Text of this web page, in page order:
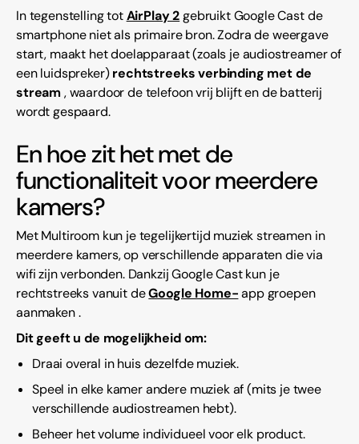
In tegenstelling totAirPlay 2gebruikt Google Cast de
smartphone niet als primaire bron. Zodra de weergave
start, maakt het doelapparaat (zoals je audiostreamer of
een luidspreker)rechtstreeks verbinding met de
stream, waardoor de telefoon vrij blijft en de batterij
wordt gespaard.
En hoe zit het met de
functionaliteit voor meerdere
kamers?
Met Multiroom kun je tegelijkertijd muziek streamen in
meerdere kamers, op verschillende apparaten die via
wifi zijn verbonden. Dankzij Google Cast kun je
rechtstreeks vanuit deGoogle Home-app groepen
aanmaken .
Dit geeft u de mogelijkheid om:
Draai overal in huis dezelfde muziek.
Speel in elke kamer andere muziek af (mits je twee
verschillende audiostreamen hebt).
Beheer het volume individueel voor elk product.